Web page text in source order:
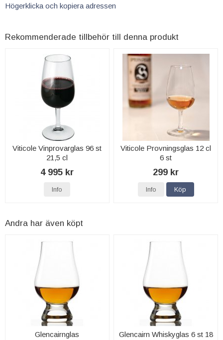
Högerklicka och kopiera adressen
Rekommenderade tillbehör till denna produkt
Viticole Vinprovarglas 96 st
21,5 cl
4 995 kr
Info
Viticole Provningsglas 12 cl
6 st
299 kr
Info Köp
Andra har även köpt
Glencairnglas
Glencairn Whiskyglas 6 st 18